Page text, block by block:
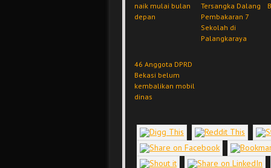
naik mulai bulan
depan
Tersangka Dalang
Pembakaran 7
Sekolah di
Palangkaraya
46 Anggota DPRD
Bekasi belum
kembalikan mobil
dinas